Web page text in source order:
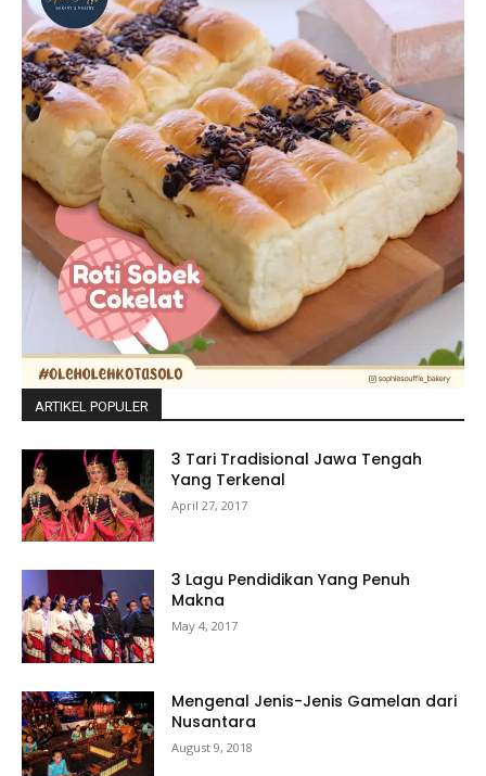
ARTIKEL POPULER
3 Tari Tradisional Jawa Tengah
Yang Terkenal
April 27, 2017
3 Lagu Pendidikan Yang Penuh
Makna
May 4, 2017
Mengenal Jenis-Jenis Gamelan dari
Nusantara
August 9, 2018